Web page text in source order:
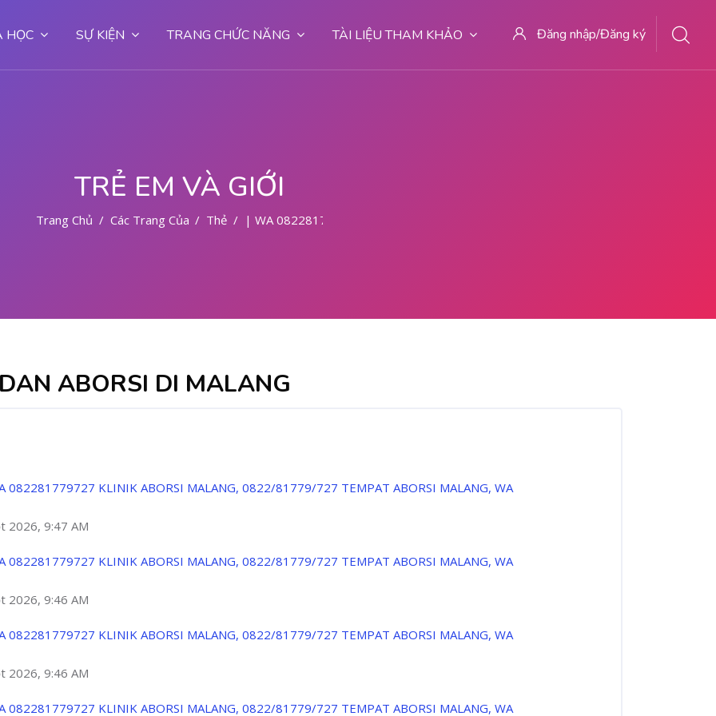
HỌC SỰ KIỆN TRANG CHỨC NĂNG TÀI LIỆU THAM KHẢO Đăng nhập/Đăng ký
TRẺ EM VÀ GIỚI
Trang Chủ Các Trang Của Hệ Thống
Thẻ | WA 082281779727 BIDAN ABORSI DI MALANG
ABORSI DI MALANG
082281779727 KLINIK ABORSI MALANG, 0822/81779/727 TEMPAT ABORSI MALANG, WA
2026, 9:47 AM
082281779727 KLINIK ABORSI MALANG, 0822/81779/727 TEMPAT ABORSI MALANG, WA
2026, 9:46 AM
082281779727 KLINIK ABORSI MALANG, 0822/81779/727 TEMPAT ABORSI MALANG, WA
2026, 9:46 AM
082281779727 KLINIK ABORSI MALANG, 0822/81779/727 TEMPAT ABORSI MALANG, WA